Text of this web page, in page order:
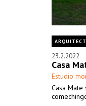
23.2.2022
Casa
Estudio
Casa